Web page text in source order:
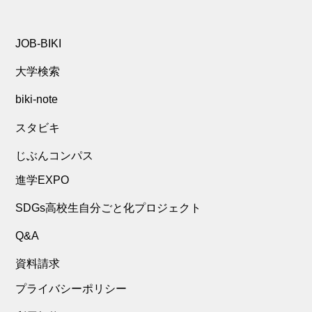
JOB-BIKI
大学検索
biki-note
スタビキ
じぶんコンパス
進学EXPO
SDGs高校生自分ごと化プロジェクト
Q&A
資料請求
プライバシーポリシー